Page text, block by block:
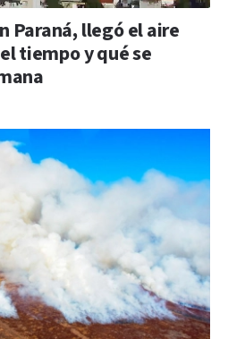
Paraná, llegó el aire
tiempo y qué se